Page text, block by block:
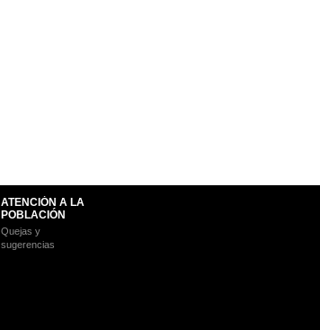
ATENCIÓN A LA
POBLACIÓN
Quejas y
sugerencias